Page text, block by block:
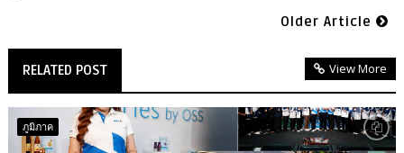
Older Article
RELATED POST View More
ภูมิภาค